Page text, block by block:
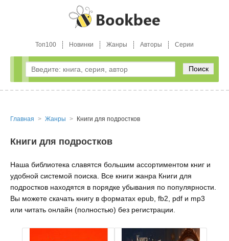
Топ100 Новинки Жанры Авторы Серии
Поиск
Главная Жанры Книги для подростков
Книги для подростков
Наша библиотека славятся большим ассортиментом книг и
удобной системой поиска. Все книги жанра Книги для
подростков находятся в порядке убывания по популярности.
Вы можете скачать книгу в форматах epub, fb2, pdf и mp3
или читать онлайн (полностью) без регистрации.